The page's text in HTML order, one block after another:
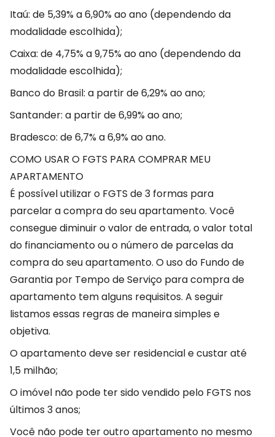
Itaú: de 5,39% a 6,90% ao ano (dependendo da
modalidade escolhida);
Caixa: de 4,75% a 9,75% ao ano (dependendo da
modalidade escolhida);
Banco do Brasil: a partir de 6,29% ao ano;
Santander: a partir de 6,99% ao ano;
Bradesco: de 6,7% a 6,9% ao ano.
COMO USAR O FGTS PARA COMPRAR MEU
APARTAMENTO
É possível utilizar o FGTS de 3 formas para
parcelar a compra do seu apartamento. Você
consegue diminuir o valor de entrada, o valor total
do financiamento ou o número de parcelas da
compra do seu apartamento. O uso do Fundo de
Garantia por Tempo de Serviço para compra de
apartamento tem alguns requisitos. A seguir
listamos essas regras de maneira simples e
objetiva.
O apartamento deve ser residencial e custar até
1,5 milhão;
O imóvel não pode ter sido vendido pelo FGTS nos
últimos 3 anos;
Você não pode ter outro apartamento no mesmo